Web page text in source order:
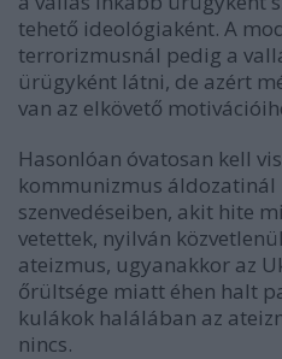
tehető ideológiaként. A
terrorizmusnál pedig a
ürügyként látni, de azért
van az elkövető
Hasonlóan óvatosan kell
kommunizmus áldozatinál
szenvedéseiben, akit hite
vetettek, nyilván
ateizmus, ugyanakkor az
őrültsége miatt éhen halt
kulákok halálában az
nincs.